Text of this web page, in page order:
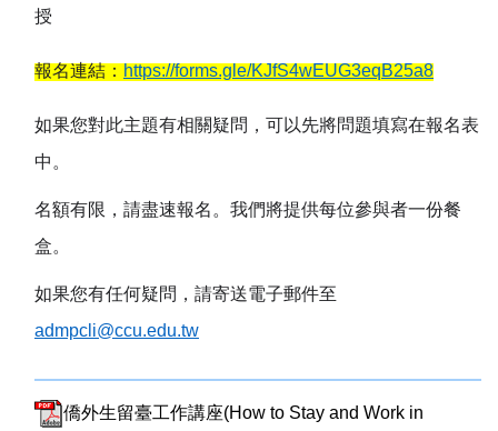
授
報名連結： https://forms.gle/KJfS4wEUG3eqB25a8
如果您對此主題有相關疑問，可以先將問題填寫在報名表
中。
名額有限，請盡速報名。我們將提供每位參與者一份餐
盒。
如果您有任何疑問，請寄送電子郵件至
admpcli@ccu.edu.tw
僑外生留臺工作講座(How to Stay and Work in